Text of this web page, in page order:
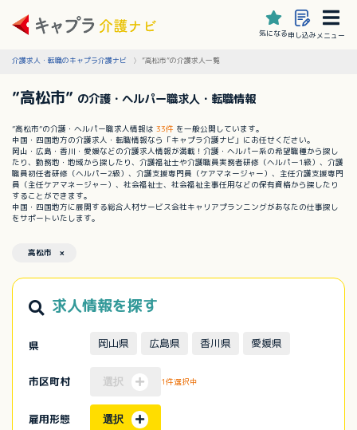
気になる申し込みメニュー
介護求人・転職のキャプラ介護ナビ ”高松市”の介護求人一覧
”高松市” の介護・ヘルパー職求人・転職情報
”高松市”の介護・ヘルパー職求人情報は 33件 を一般公開しています。
中国・四国地方の介護求人・転職情報なら「キャプラ介護ナビ」にお任せください。
岡山・広島・香川・愛媛などの介護求人情報が満載！介護・ヘルパー系の希望職種から探し
たり、勤務地・地域から探したり、介護福祉士や介護職員実務者研修（ヘルパー1級）、介護
職員初任者研修（ヘルパー2級）、介護支援専門員（ケアマネージャー）、主任介護支援専門
員（主任ケアマネージャー）、社会福祉士、社会福祉主事任用などの保有資格から探したり
することができます。
中国・四国地方に展開する総合人材サービス会社キャリアプランニングがあなたの仕事探し
をサポートいたします。
高松市 ×
求人情報を探す
県 岡山県 広島県 香川県 愛媛県
市区町村 選択 1件選択中
雇用形態 選択